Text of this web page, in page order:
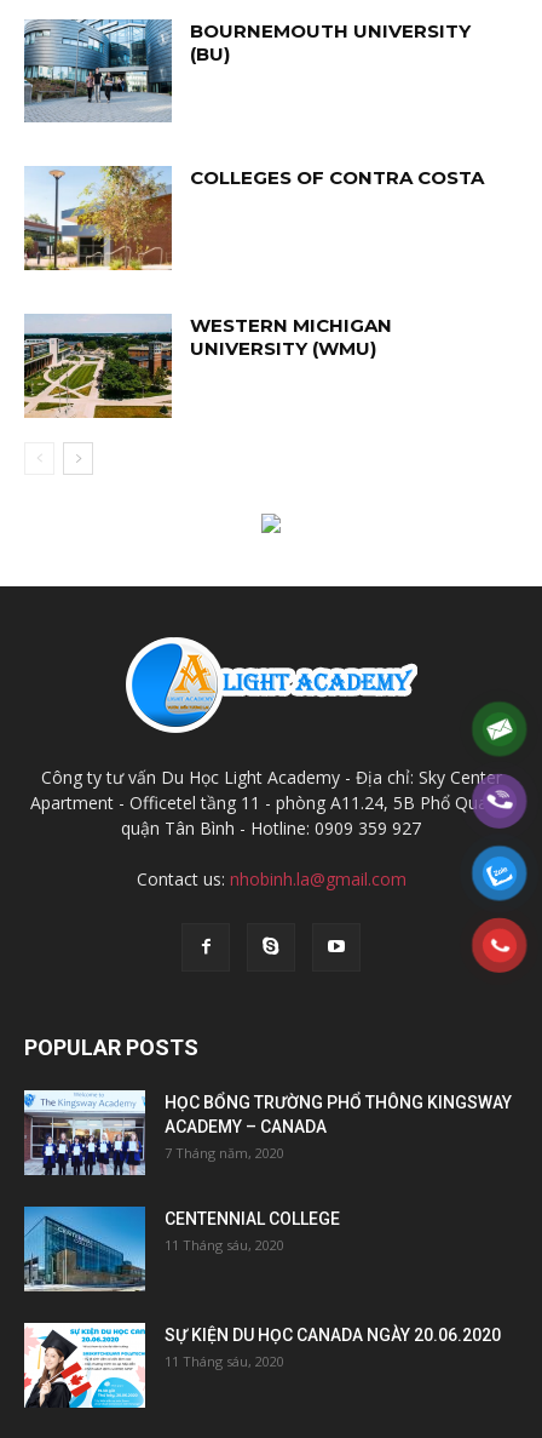
BOURNEMOUTH UNIVERSITY
(BU)
COLLEGES OF CONTRA COSTA
WESTERN MICHIGAN
UNIVERSITY (WMU)
Công ty tư vấn Du Học Light Academy - Địa chỉ: Sky Center
Apartment - Officetel tầng 11 - phòng A11.24, 5B Phổ Quang,
quận Tân Bình - Hotline: 0909 359 927
Contact us: nhobinh.la@gmail.com
POPULAR POSTS
HỌC BỔNG TRƯỜNG PHỔ THÔNG KINGSWAY
ACADEMY – CANADA
7 Tháng năm, 2020
CENTENNIAL COLLEGE
11 Tháng sáu, 2020
SỰ KIỆN DU HỌC CANADA NGÀY 20.06.2020
11 Tháng sáu, 2020